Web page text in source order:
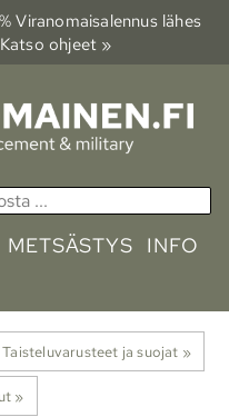
Viranomais­alennus lähes
ohjeet »
METSÄSTYS INFO
Taisteluvarusteet ja suojat ‪»
‪»